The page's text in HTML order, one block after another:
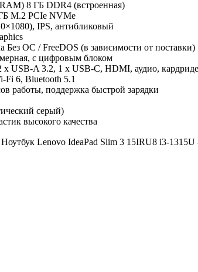
8 ГБ DDR4 (встроенная)
M.2 PCIe NVMe
IPS, антибликовый
Без ОС / FreeDOS (в зависимости от поставки)
с цифровым блоком
USB-A 3.2, 1 x USB-C, HDMI, аудио,
Fi 6, Bluetooth 5.1
работы, поддержка быстрой зарядки
серый)
высокого качества
Ноутбук Lenovo IdeaPad Slim 3 15IRU8 i3-